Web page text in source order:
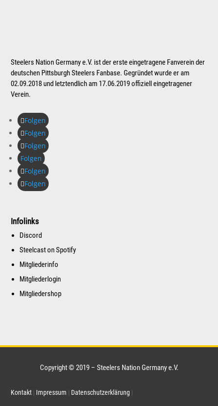
Steelers Nation Germany e.V. ist der erste eingetragene Fanverein der
deutschen Pittsburgh Steelers Fanbase. Gegründet wurde er am
02.09.2018 und letztendlich am 17.06.2019 offiziell eingetragener
Verein.
Folgen
Folgen
Folgen
Folgen
Folgen
Folgen
Infolinks
Discord
Steelcast on Spotify
Mitgliederinfo
Mitgliederlogin
Mitgliedershop
Copyright © 2019 – Steelers Nation Germany e.V.
Kontakt | Impressum | Datenschutzerklärung |